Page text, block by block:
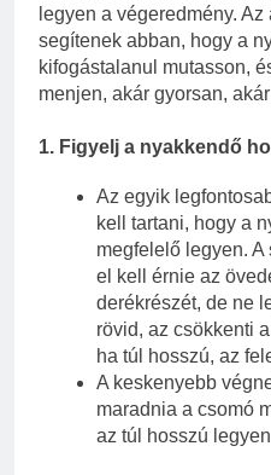
legyen a végeredmény.
segítenek abban, hogy a
kifogástalanul mutasson,
menjen, akár gyorsan,
1. Figyelj a nyakkendő
Az egyik
kell tartani, hogy a
megfelelő legyen.
el kell érnie az
derékrészét, de ne
rövid, az csökkenti
ha túl hosszú, az
A keskenyebb
maradnia a csomó
az túl hosszú